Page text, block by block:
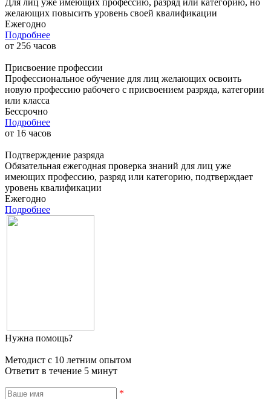
желающих повысить уровень своей квалификации
Ежегодно
Подробнее
от 256 часов
Присвоение профессии
Профессиональное обучение для лиц желающих освоить
новую профессию рабочего с присвоением разряда, категории
или класса
Бессрочно
Подробнее
от 16 часов
Подтверждение разряда
Обязательная ежегодная проверка знаний для лиц уже
имеющих профессию, разряд или категорию, подтверждает
уровень квалификации
Ежегодно
Подробнее
Нужна помощь?
Методист с 10 летним опытом
Ответит в течение 5 минут
*